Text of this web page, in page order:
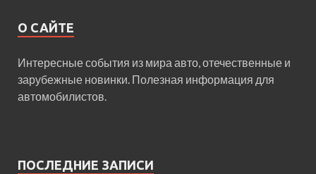
О САЙТЕ
Интересные события из мира авто, отечественные и
зарубежные новинки. Полезная информация для
автомобилистов.
ПОСЛЕДНИЕ ЗАПИСИ